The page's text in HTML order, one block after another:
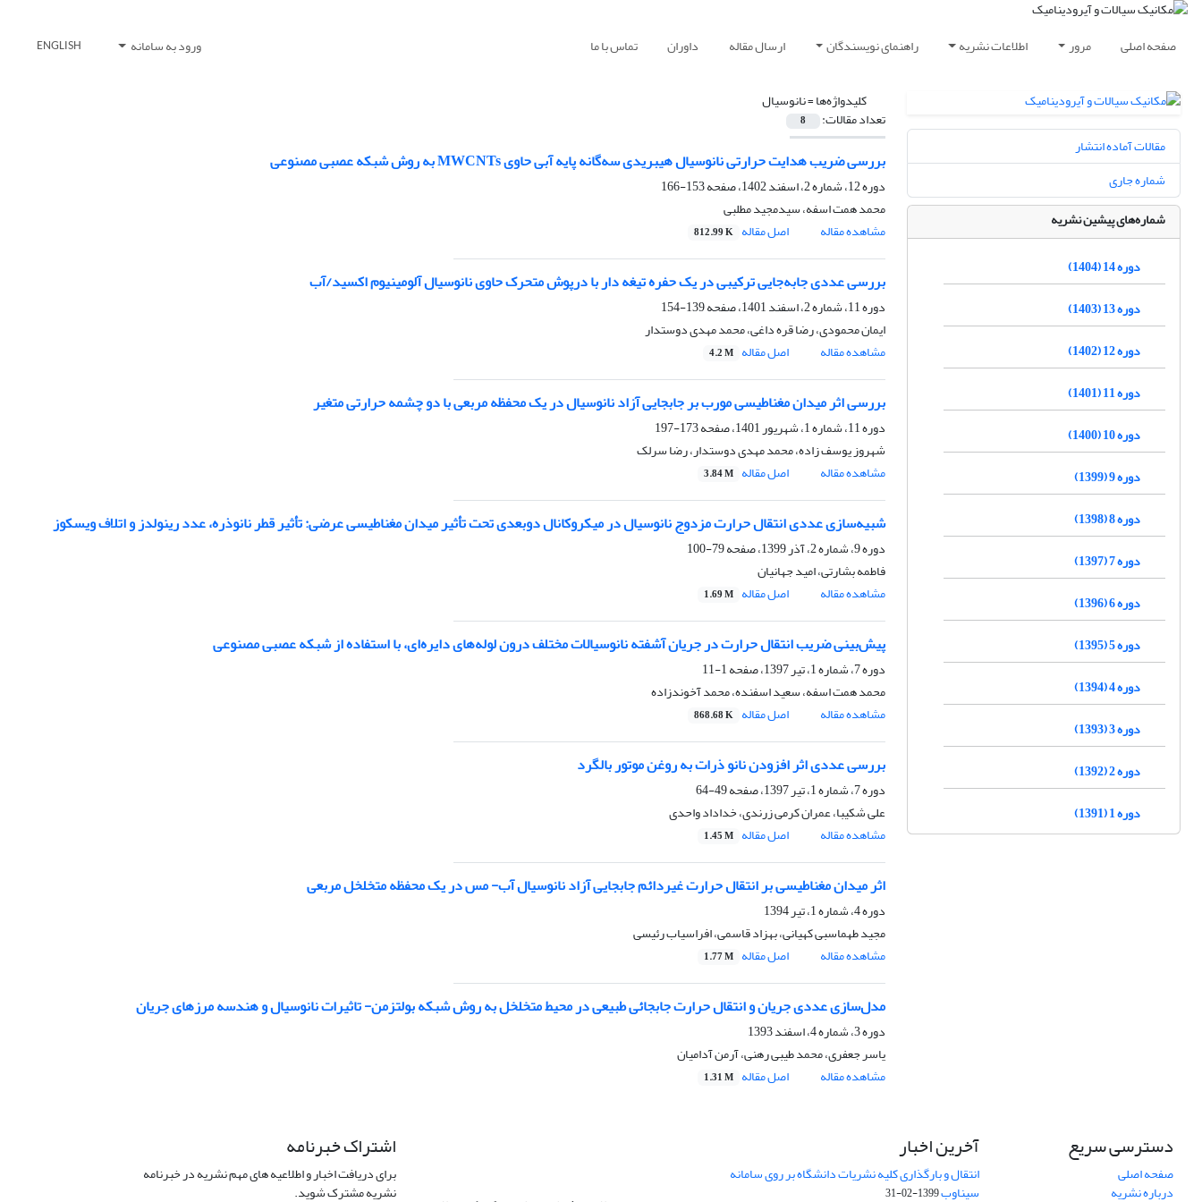
صفحه اصلی مرور اطلاعات نشریه راهنمای نویسندگان ارسال مقاله داوران تماس با ما ورود به سامانه ENGLISH
کلیدواژه‌ها =نانوسیال
تعداد مقالات: 8
بررسی ضریب هدایت حرارتی نانوسیال هیبریدی سه‌گانه پایه آبی حاوی MWCNTs به روش شبکه عصبی مصنوعی
دوره 12، شماره 2، اسفند 1402، صفحه
153-166
محمد همت اسفه، سیدمجید مطلبی
مشاهده مقاله
اصل مقاله 812.99 K
بررسی عددی جابه‌جایی ترکیبی در یک حفره‌ تیغه دار با درپوش متحرک حاوی نانوسیال آلومینیوم اکسید/آب
دوره 11، شماره 2، اسفند 1401، صفحه
139-154
ایمان محمودی، رضا قره داغی، محمد مهدی دوستدار
مشاهده مقاله
اصل مقاله 4.2 M
بررسی اثر میدان مغناطیسی مورب بر جابجایی آزاد نانوسیال در یک محفظه مربعی با دو چشمه حرارتی متغیر
دوره 11، شماره 1، شهریور 1401، صفحه
173-197
شهروز یوسف زاده، محمد مهدی دوستدار، رضا سرلک
مشاهده مقاله
اصل مقاله 3.84 M
شبیه‌سازی عددی انتقال حرارت مزدوج نانوسیال در میکروکانال دوبعدی تحت تأثیر میدان مغناطیسی عرضی: تأثیر قطر نانوذره، عدد رینولدز و اتلاف ویسکوز
دوره 9، شماره 2، آذر 1399، صفحه
79-100
فاطمه بشارتی، امید جهانیان
مشاهده مقاله
اصل مقاله 1.69 M
پیش‌بینی ضریب انتقال حرارت در جریان آشفته نانوسیالات مختلف درون لوله‌های دایره‌ای، با استفاده از شبکه عصبی مصنوعی
دوره 7، شماره 1، تیر 1397، صفحه
1-11
محمد همت اسفه، سعید اسفنده، محمد آخوندزاده
مشاهده مقاله
اصل مقاله 868.68 K
بررسی عددی اثر افزودن نانو ذرات به روغن موتور بالگرد
دوره 7، شماره 1، تیر 1397، صفحه
49-64
علی شکیبا، عمران کرمی زرندی، خداداد واحدی
مشاهده مقاله
اصل مقاله 1.45 M
اثر میدان مغناطیسی بر انتقال حرارت غیردائم جابجایی آزاد نانوسیال آب- مس در یک محفظه متخلخل مربعی
دوره 4، شماره 1، تیر 1394
مجید طهماسبی کهیانی، بهزاد قاسمی، افراسیاب رئیسی
مشاهده مقاله
اصل مقاله 1.77 M
مدل‌سازی عددی جریان و انتقال حرارت جابجائی طبیعی در محیط متخلخل به روش شبکه بولتزمن- تاثیرات نانوسیال و هندسه مرز‌های جریان
دوره 3، شماره 4، اسفند 1393
یاسر جعفری، محمد طیبی رهنی، آرمن آدامیان
مشاهده مقاله
اصل مقاله 1.31 M
مقالات آماده انتشار
شماره جاری
شماره‌های پیشین نشریه
دوره 14 (1404)
دوره 13 (1403)
دوره 12 (1402)
دوره 11 (1401)
دوره 10 (1400)
دوره 9 (1399)
دوره 8 (1398)
دوره 7 (1397)
دوره 6 (1396)
دوره 5 (1395)
دوره 4 (1394)
دوره 3 (1393)
دوره 2 (1392)
دوره 1 (1391)
دسترسی سریع
صفحه اصلی
درباره نشریه
آخرین اخبار
انتقال و بارگذاری کلیه نشریات دانشگاه بر روی سامانه
سیناوب1399-02-31
اشتراک خبرنامه
برای دریافت اخبار و اطلاعیه های مهم نشریه در خبرنامه
نشریه مشترک شوید.